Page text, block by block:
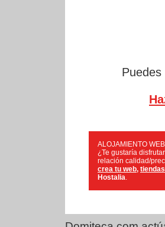
ALOJAMIENTO WEB
¿Te gustaría
relación calidad/
crea tu web,
Hostalia.